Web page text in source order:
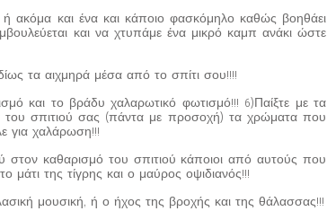
ή ακόμα και ένα και κάποιο φασκόμηλο καθώς βοηθάει
και να χτυπάμε ένα μικρό καμπ ανάκι ώστε
τα αιχμηρά μέσα από το σπίτι σου!!!!
και το βράδυ χαλαρωτικό φωτισμό!!! 6)Παίξτε με τα
του σπιτιού σας (πάντα με προσοχή) τα χρώματα που
για χαλάρωση!!!
καθαρισμό του σπιτιού κάποιοι από αυτούς που
μάτι της τίγρης και ο μαύρος οψιδιανός!!!
μουσική, ή ο ήχος της βροχής και της θάλασσας!!!